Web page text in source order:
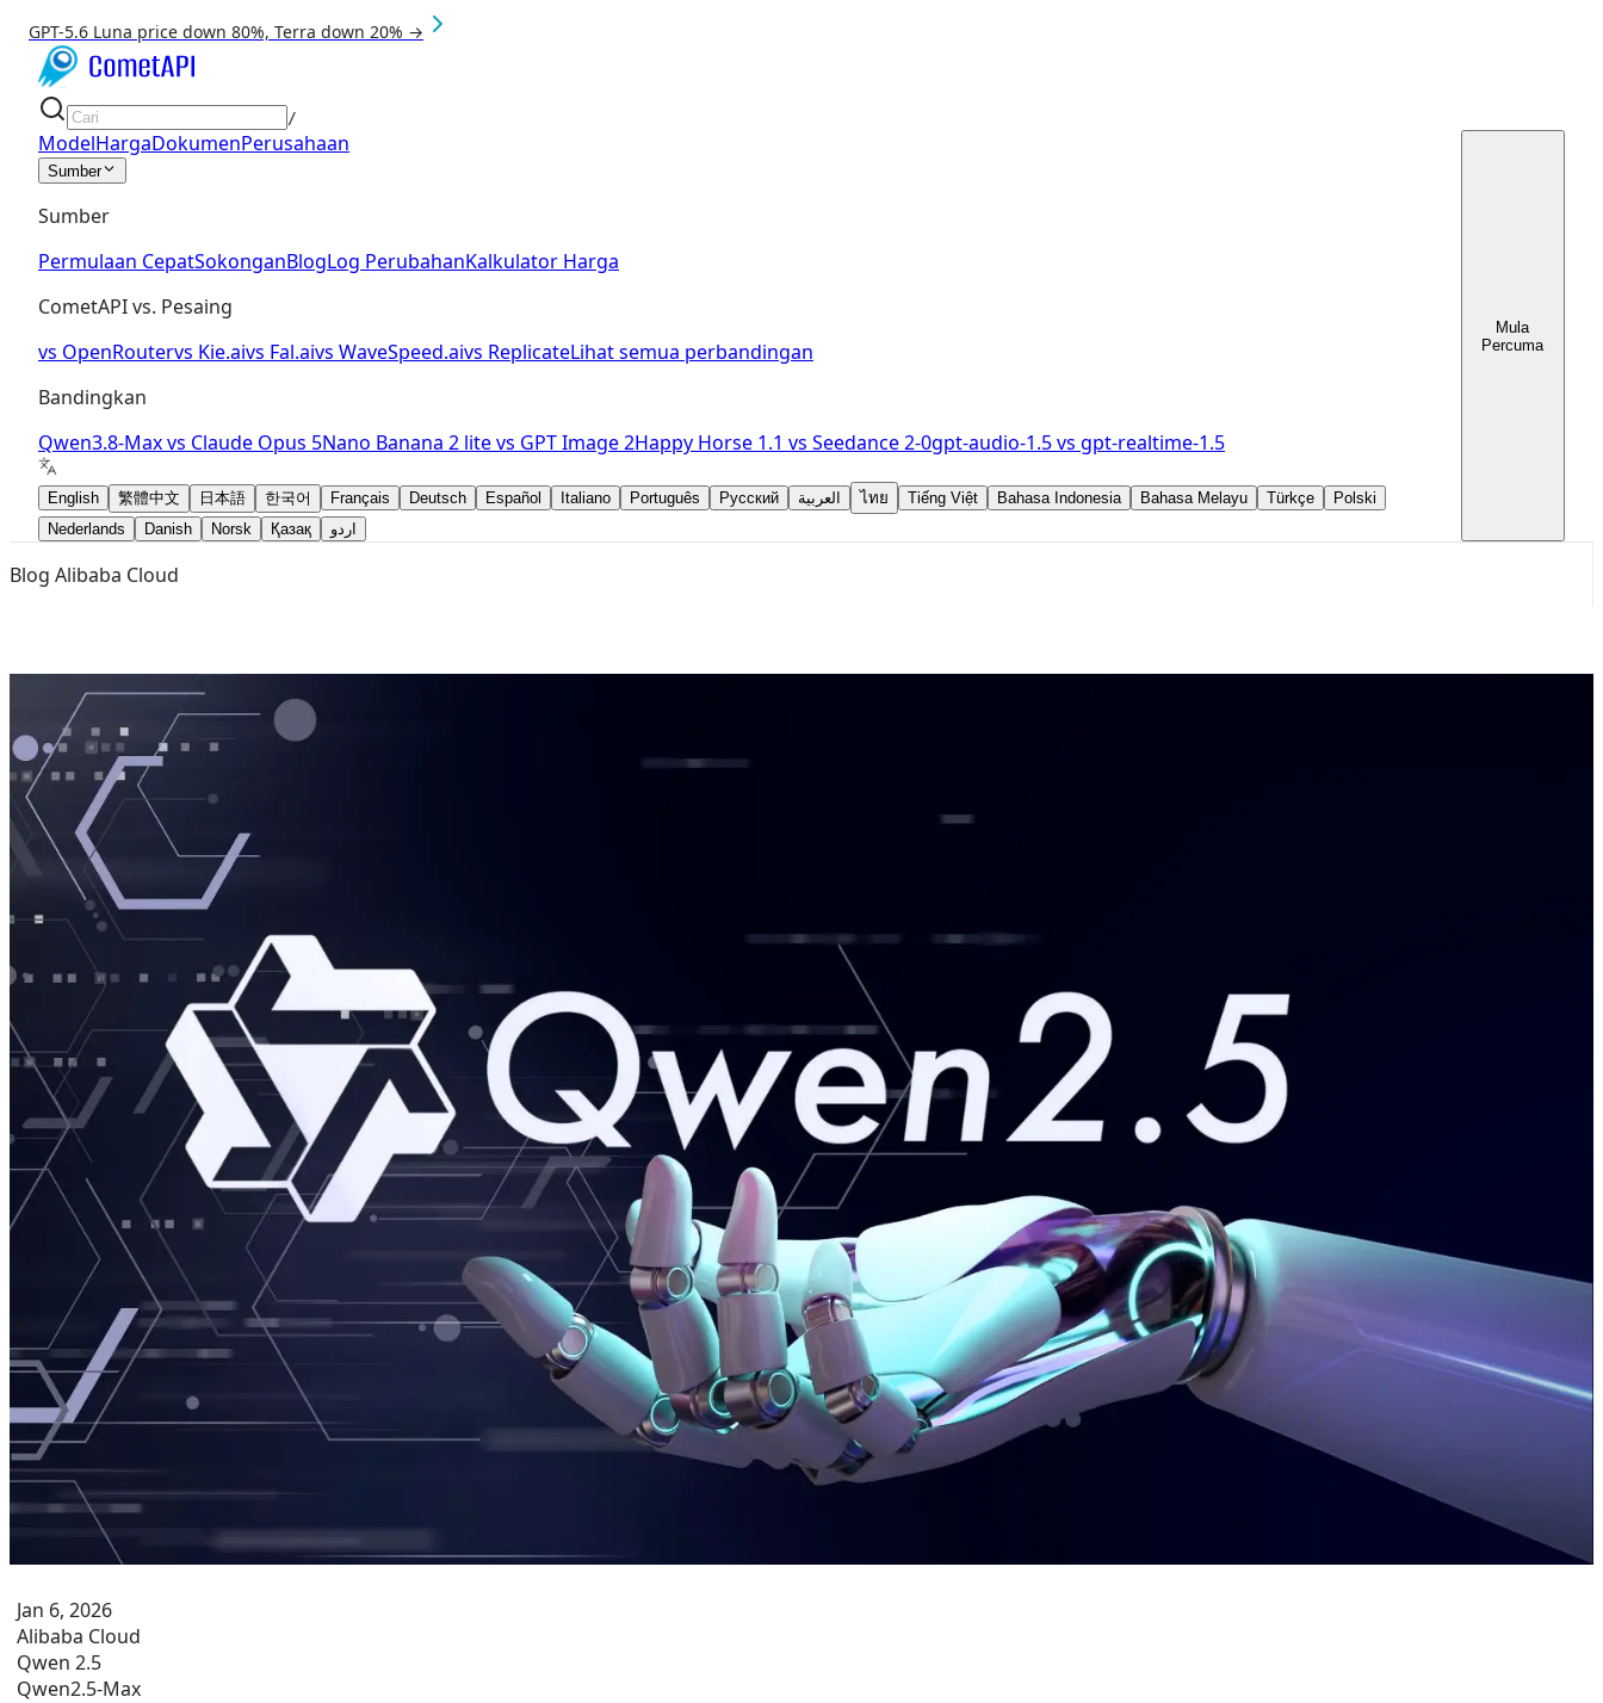
GPT-5.6 Luna price down 80%, Terra down 20% →
/
ModelHargaDokumenPerusahaan
Sumber
Sumber
Permulaan CepatSokonganBlogLog PerubahanKalkulator Harga
CometAPI vs. Pesaing
vs OpenRoutervs Kie.aivs Fal.aivs WaveSpeed.aivs ReplicateLihat semua perbandingan
Bandingkan
Qwen3.8-Maxvs Claude Opus 5Nano Banana 2 litevs GPT Image 2Happy Horse 1.1 vs Seedance 2-0gpt-audio-1.5vs gpt-realtime-1.5
English 繁體中文 日本語 한국어 Français Deutsch Español Italiano Português Русский العربية ไทย Tiếng Việt Bahasa Indonesia Bahasa Melayu Türkçe
Polski
Nederlands
Danish Norsk Қазақ اردو
Mula
Percuma
Blog Alibaba Cloud
Jan 6, 2026
Alibaba Cloud
Qwen 2.5
Qwen2.5-Max